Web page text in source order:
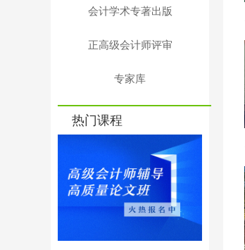
会计学术专著出版
正高级会计师评审
专家库
热门课程